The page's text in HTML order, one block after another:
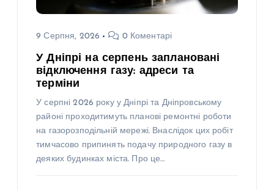
9 Серпня, 2026 0 Коментарі
У Дніпрі на серпень заплановані
відключення газу: адреси та
терміни
У серпні 2026 року у Дніпрі та Дніпровському
районі проходитимуть планові ремонтні роботи
на газорозподільній мережі. Внаслідок цих робіт
тимчасово припинять подачу природного газу в
деяких будинках міста. Про це…